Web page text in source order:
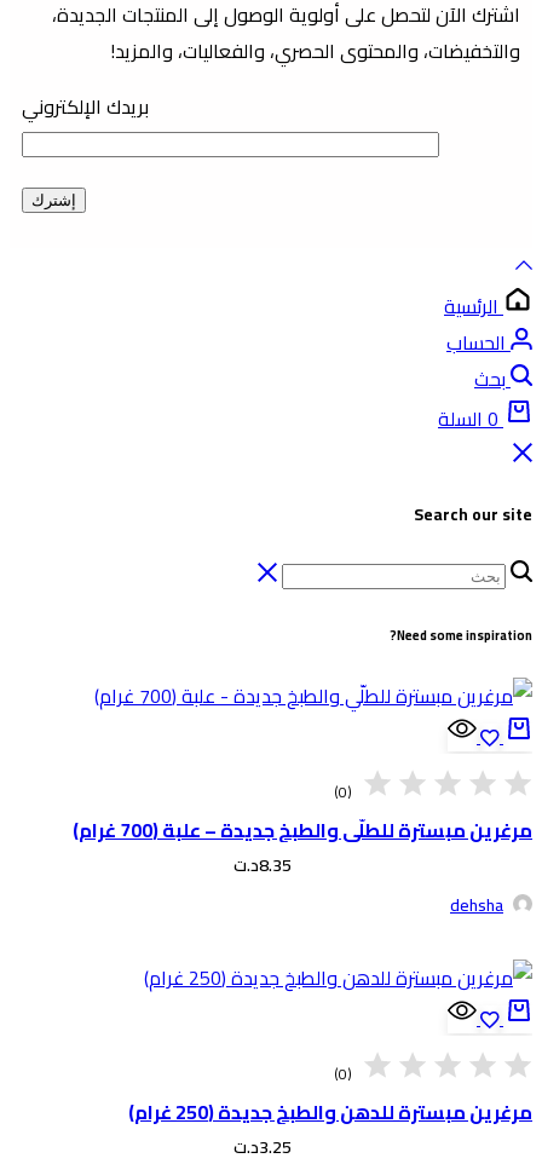
اشترك الآن لتحصل على أولوية الوصول إلى المنتجات الجديدة،
والتخفيضات، والمحتوى الحصري، والفعاليات، والمزيد!
بريدك الإلكتروني
الرئسية
الحساب
بحث
0 السلة
Search our
Need some
(0)
مبسترة للطلّي والطبخ جديدة – علبة (700 غرام)
8.35د.ت
dehsha
(0)
مبسترة للدهن والطبخ جديدة (250 غرام)
3.25د.ت